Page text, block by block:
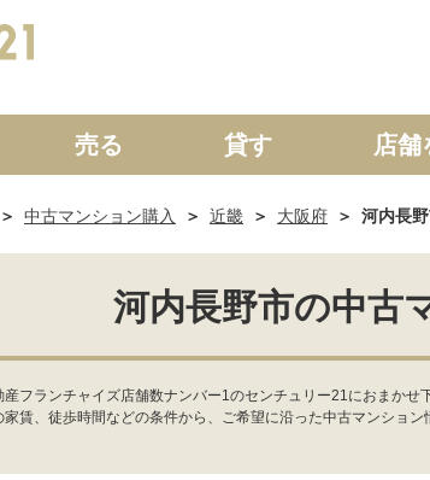
中古一戸建て マンション
売る 貸す 店舗
中古マンション購入 近畿 大阪府 河内長
河内長野市の中古
フランチャイズ店舗数ナンバー1のセンチュリー21におまか
賃、徒歩時間などの条件から、ご希望に沿った中古マンショ